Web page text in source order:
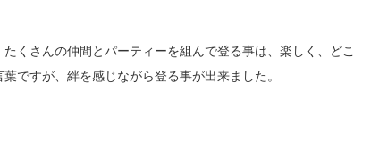
たくさんの仲間とパーティーを組んで登る事は、楽しく、どこ
葉ですが、絆を感じながら登る事が出来ました。